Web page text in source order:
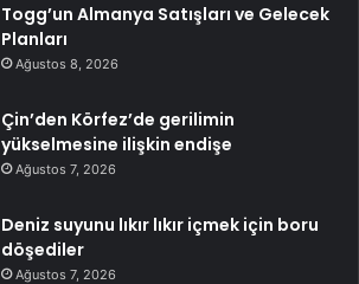
Togg’un Almanya Satışları ve Gelecek
Planları
Ağustos 8, 2026
Çin’den Körfez’de gerilimin
yükselmesine ilişkin endişe
Ağustos 7, 2026
Deniz suyunu lıkır lıkır içmek için boru
döşediler
Ağustos 7, 2026